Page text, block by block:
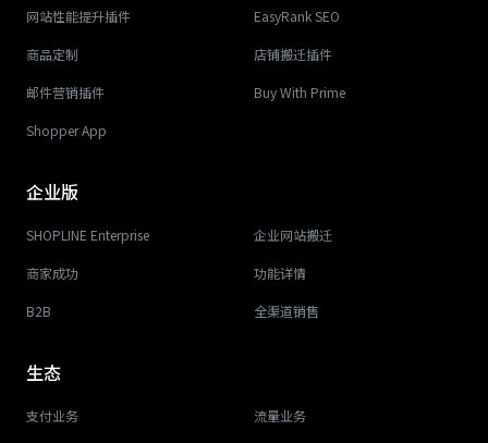
网站性能提升插件 EasyRank SEO
商品定制 店铺搬迁插件
邮件营销插件 Buy With Prime
Shopper App
企业版
SHOPLINE Enterprise 企业网站搬迁
商家成功 功能详情
B2B 全渠道销售
生态
支付业务 流量业务